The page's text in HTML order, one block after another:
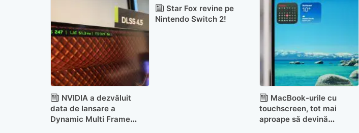
NVIDIA a dezvăluit
data de lansare a
Dynamic Multi Frame
Star Fox revine pe
Nintendo Switch 2!
MacBook-urile cu
touchscreen, tot mai
aproape să devină